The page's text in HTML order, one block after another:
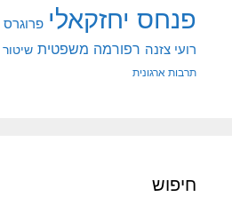
פנחס יחזקאלי פרוגרס
רועי צזנה רפורמה משפטית שיטור
תרבות ארגונית
חיפוש